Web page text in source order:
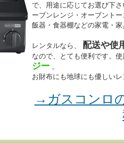
で、用途に応じてお選び下
ーブンレンジ・オーブント
飯器・食器棚などの家電・家
レンタルなら、 配送や使
なので、とても便利です。
ジー 。
お財布にも地球にも優しい
→ガスコンロ